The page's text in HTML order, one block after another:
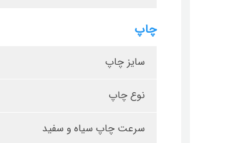
چاپ
سایز چاپ
نوع چاپ
سرعت چاپ سیاه و سفید